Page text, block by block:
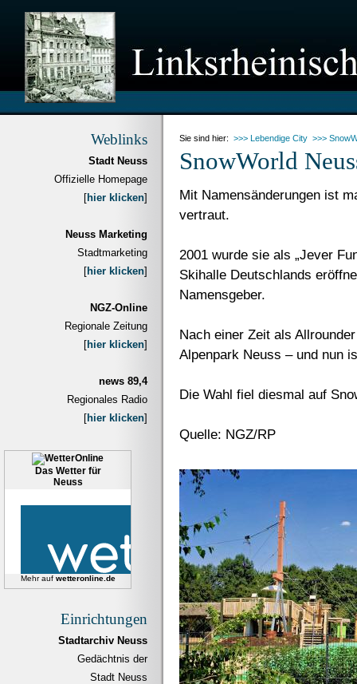
Weblinks
Stadt Neuss
Offizielle Homepage
[hier klicken]
Neuss Marketing
Stadtmarketing
[hier klicken]
NGZ-Online
Regionale Zeitung
[hier klicken]
news 89,4
Regionales Radio
[hier klicken]
Das Wetter für
Neuss
Mehr auf wetteronline.de
Einrichtungen
Stadtarchiv Neuss
Gedächtnis der
Stadt Neuss
Sie sind hier: >>> Lebendige City >>>
SnowWorld
Mit Namensänderungen ist
vertraut.
2001 wurde sie als „Jever
Skihalle Deutschlands
Namensgeber.
Nach einer Zeit als
Alpenpark Neuss – und nun
Die Wahl fiel diesmal auf
Quelle: NGZ/RP